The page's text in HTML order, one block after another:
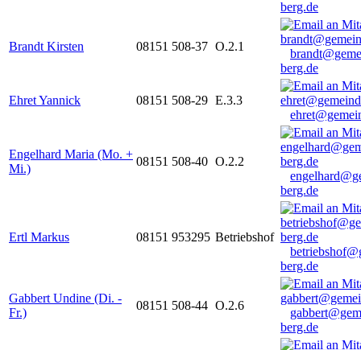
berg.de
Brandt Kirsten 08151 508-37 O.2.1
berg.de
Ehret Yannick 08151 508-29 E.3.3
Engelhard Maria (Mo. +
Mi.)
08151 508-40 O.2.2
berg.de
Ertl Markus 08151 953295 Betriebshof
berg.de
Gabbert Undine (Di. -
Fr.)
08151 508-44 O.2.6
berg.de